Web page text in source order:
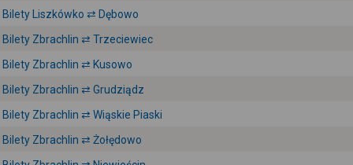
Bilety Liszkówko ⇄ Dębowo
Bilety Zbrachlin ⇄ Trzeciewiec
Bilety Zbrachlin ⇄ Kusowo
Bilety Zbrachlin ⇄ Grudziądz
Bilety Zbrachlin ⇄ Wiąskie Piaski
Bilety Zbrachlin ⇄ Żołędowo